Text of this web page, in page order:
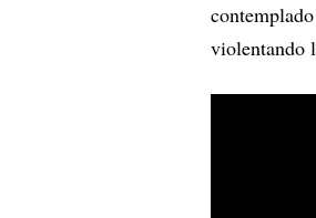
violentando